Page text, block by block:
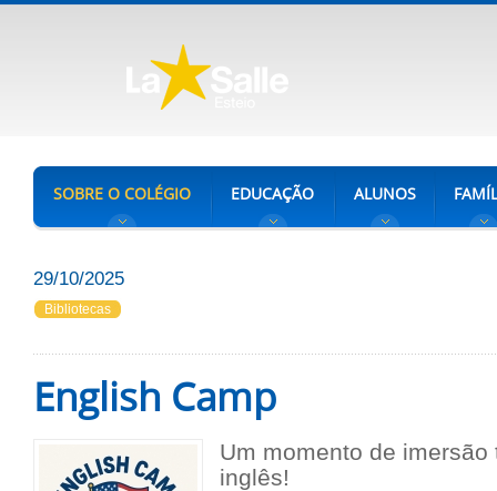
SOBRE O COLÉGIO EDUCAÇÃO ALUNOS
29/10/2025
Bibliotecas
English Camp
Um momento de
inglês!